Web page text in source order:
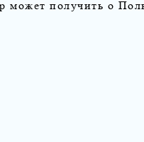
получить о